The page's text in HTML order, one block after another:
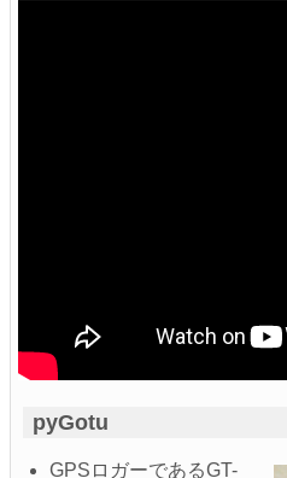
pyGotu
GPSロガーであるGT-